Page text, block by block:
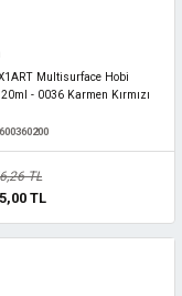
Multisurface Hobi
- 0036 Karmen Kırmızı
TL
TL